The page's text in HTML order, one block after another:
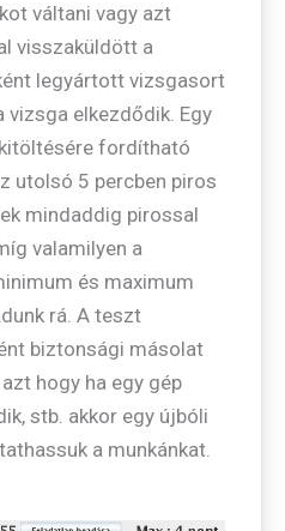
váltani vagy azt
visszaküldött a
legyártott vizsgasort
vizsga elkezdődik. Egy
fordítható
utolsó 5 percben piros
mindaddig pirossal
valamilyen a
és maximum
rá. A teszt
biztonsági másolat
hogy ha egy gép
stb. akkor egy újbóli
a munkánkat.